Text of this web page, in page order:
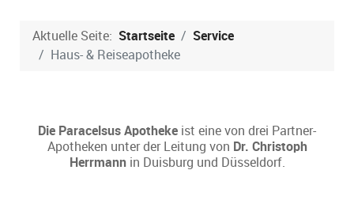
Aktuelle Seite: Startseite
Service
Haus- & Reiseapotheke
Die Paracelsus Apotheke ist eine von drei Partner-
Apotheken unter der Leitung von Dr. Christoph
Herrmannin Duisburg und Düsseldorf.